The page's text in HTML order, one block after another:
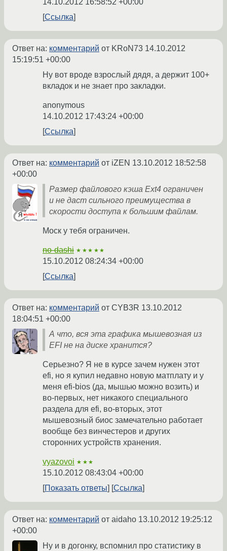
14.10.2012 16:58:52 +00:00
Ссылка
Ответ на: комментарий от KRoN73 14.10.2012
15:19:51 +00:00
Ну вот вроде взрослый дядя, а держит 100+
вкладок и не знает про закладки.
anonymous
14.10.2012 17:43:24 +00:00
Ссылка
Ответ на: комментарий от iZEN 13.10.2012 18:52:58
+00:00
Размер файлового кэша Ext4 ограничен
и не даст сильного преимущества в
скорости доступа к большим файлам.
Моск у тебя ограничен.
no-dashi ★★★★★
15.10.2012 08:24:34 +00:00
Ссылка
Ответ на: комментарий от CYB3R 13.10.2012
18:04:51 +00:00
А что, вся эта графика мышевозная из
EFI не на диске хранится?
Серьезно? Я не в курсе зачем нужен этот
efi, но я купил недавно новую матплату и у
меня efi-bios (да, мышью можно возить) и
во-первых, нет никакого специального
раздела для efi, во-вторых, этот
мышевозный биос замечательно работает
вообще без винчестеров и других
сторонних устройств хранения.
vyazovoi ★★★
15.10.2012 08:43:04 +00:00
Показать ответы
Ссылка
Ответ на: комментарий от aidaho 13.10.2012 19:25:12
+00:00
Ну и в догонку, вспомнил про статистику в